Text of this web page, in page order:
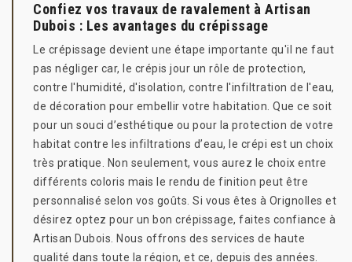
Confiez vos travaux de ravalement à Artisan
Dubois : Les avantages du crépissage
Le crépissage devient une étape importante qu'il ne faut
pas négliger car, le crépis jour un rôle de protection,
contre l'humidité, d'isolation, contre l'infiltration de l'eau,
de décoration pour embellir votre habitation. Que ce soit
pour un souci d’esthétique ou pour la protection de votre
habitat contre les infiltrations d’eau, le crépi est un choix
très pratique. Non seulement, vous aurez le choix entre
différents coloris mais le rendu de finition peut être
personnalisé selon vos goûts. Si vous êtes à Orignolles et
désirez optez pour un bon crépissage, faites confiance à
Artisan Dubois. Nous offrons des services de haute
qualité dans toute la région, et ce, depuis des années.